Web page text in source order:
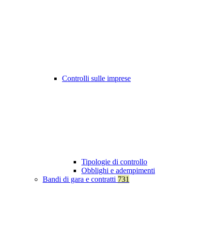
Controlli sulle imprese
Tipologie di controllo
Obblighi e adempimenti
Bandi di gara e contratti 731